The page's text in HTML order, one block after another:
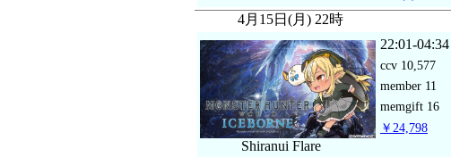
4月15日(月) 22時
Shiranui Flare
22:01-04:34
ccv 10,577
member 11
memgift 16
￥24,798